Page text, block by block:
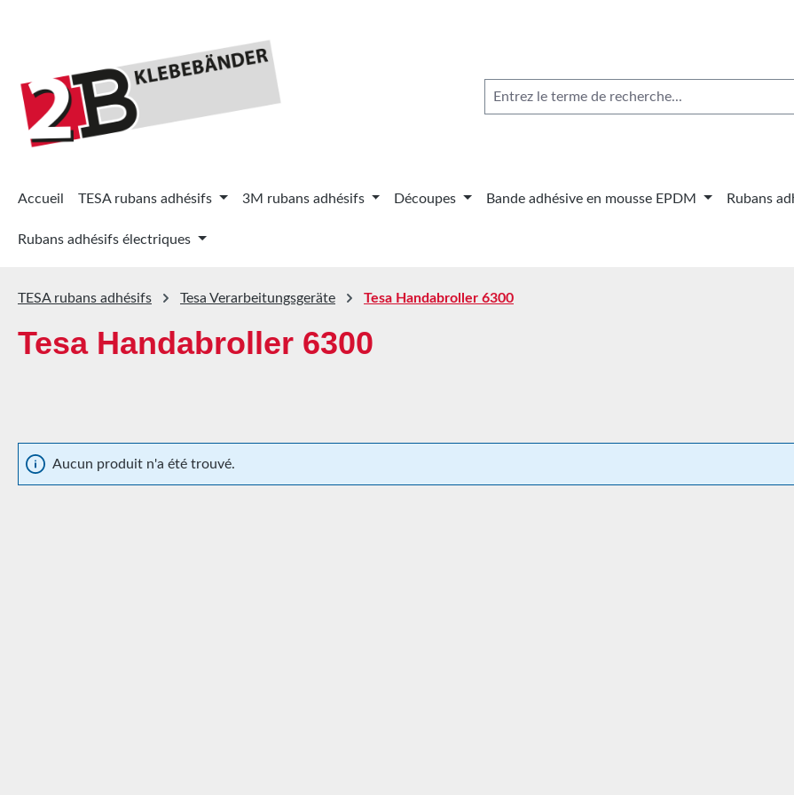
Accueil TESA rubans adhésifs 3M rubans adhésifs Découpes Bande adhésive en mousse EPDM Rubans
Rubans adhésifs électriques
TESA rubans adhésifs Tesa Verarbeitungsgeräte Tesa Handabroller 6300
Tesa Handabroller 6300
Aucun produit n'a été trouvé.